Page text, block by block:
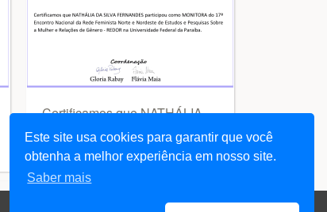
Este site usa cookies para garantir que você
obtenha a melhor experiência em nosso site.
Saber mais
Certificamos que NATHÁLIA
participou